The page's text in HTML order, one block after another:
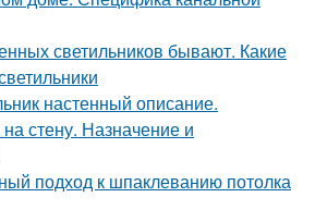
светильников бывают. Какие
настенный описание.
стену. Назначение и
подход к шпаклеванию потолка